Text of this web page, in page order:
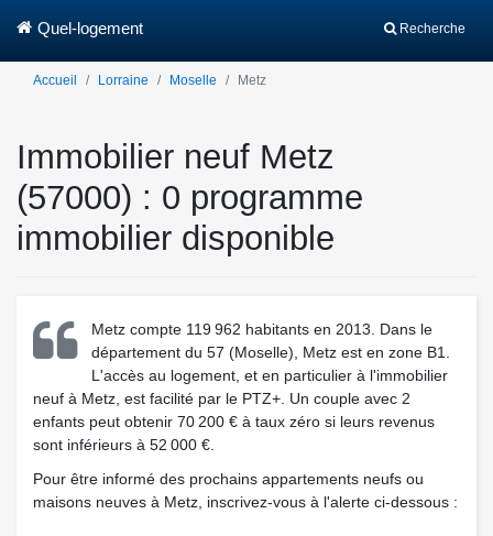
Recherche
Quel-logement
Accueil Lorraine Moselle Metz
Immobilier neuf Metz
(57000) : 0 programme
immobilier disponible
Metz compte 119 962 habitants en 2013. Dans le
département du 57 (Moselle), Metz est en zone B1.
L'accès au logement, et en particulier à l'immobilier
neuf à Metz, est facilité par le PTZ+. Un couple avec 2
enfants peut obtenir 70 200 € à taux zéro si leurs revenus
sont inférieurs à 52 000 €.
Pour être informé des prochains appartements neufs ou
maisons neuves à Metz, inscrivez-vous à l'alerte ci-dessous :